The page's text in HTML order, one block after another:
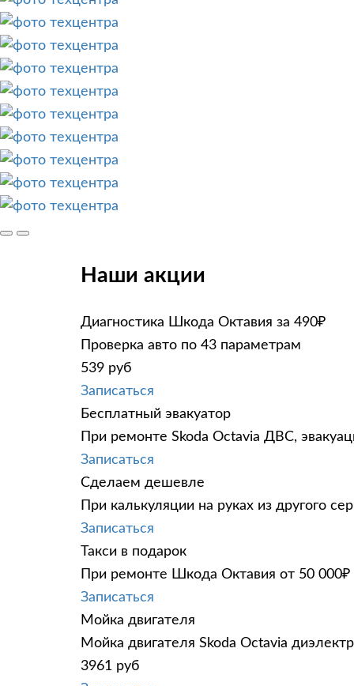
Наши акции
Диагностика Шкода Октавия за 490₽
Проверка авто по 43 параметрам
539 руб
Записаться
Бесплатный эвакуатор
При ремонте Skoda Octavia ДВС,
Записаться
Сделаем дешевле
При калькуляции на руках из другого
Записаться
Такси в подарок
При ремонте Шкода Октавия от 50
Записаться
Мойка двигателя
Мойка двигателя Skoda Octavia
3961 руб